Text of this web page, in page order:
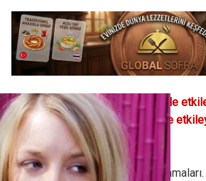
Burçlar sadece güzel yönleri ile
Bakın burçların bizi kötü yönde
İşte Burçların Huysuzluk Sıralamaları.